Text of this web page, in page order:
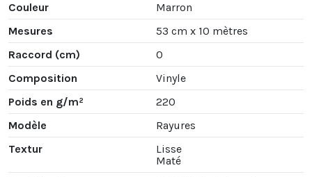
Couleur
Marron
Mesures
53 cm x 10 mètres
Raccord (cm)
0
Composition
Vinyle
Poids en g/m²
220
Modèle
Rayures
Textur
Lisse
Maté